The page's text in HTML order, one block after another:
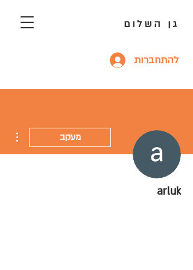
גן השלום
להתחברות
מעקב
arluk